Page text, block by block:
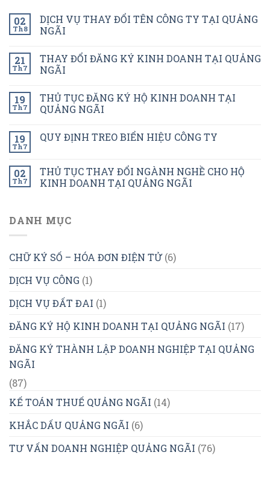
02
Th8
DỊCH VỤ THAY ĐỔI TÊN CÔNG TY TẠI QUẢNG
NGÃI
21
Th7
THAY ĐỔI ĐĂNG KÝ KINH DOANH TẠI QUẢNG
NGÃI
19
Th7
THỦ TỤC ĐĂNG KÝ HỘ KINH DOANH TẠI
QUẢNG NGÃI
19
Th7
QUY ĐỊNH TREO BIỂN HIỆU CÔNG TY
02
Th7
THỦ TỤC THAY ĐỔI NGÀNH NGHỀ CHO HỘ
KINH DOANH TẠI QUẢNG NGÃI
DANH MỤC
CHỮ KÝ SỐ – HÓA ĐƠN ĐIỆN TỬ(6)
DỊCH VỤ CÔNG (1)
DỊCH VỤ ĐẤT ĐAI (1)
ĐĂNG KÝ HỘ KINH DOANH TẠI QUẢNG NGÃI (17)
ĐĂNG KÝ THÀNH LẬP DOANH NGHIỆP TẠI QUẢNG
NGÃI
(87)
KẾ TOÁN THUẾ QUẢNG NGÃI (14)
KHẮC DẤU QUẢNG NGÃI (6)
TƯ VẤN DOANH NGHIỆP QUẢNG NGÃI (76)